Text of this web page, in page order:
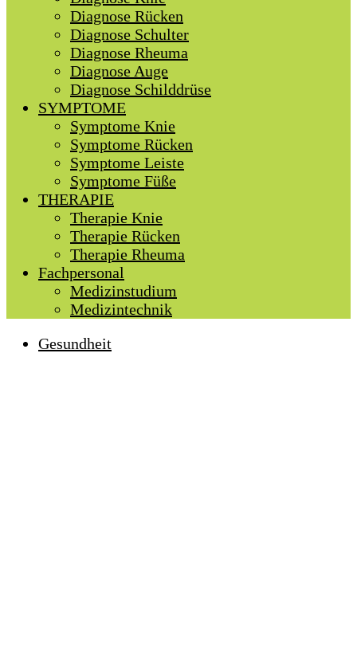
Diagnose Rücken
Diagnose Schulter
Diagnose Rheuma
Diagnose Auge
Diagnose Schilddrüse
SYMPTOME
Symptome Knie
Symptome Rücken
Symptome Leiste
Symptome Füße
THERAPIE
Therapie Knie
Therapie Rücken
Therapie Rheuma
Fachpersonal
Medizinstudium
Medizintechnik
Gesundheit